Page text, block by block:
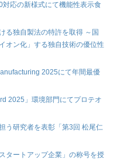
応の新様式にて機能性表示食
る独自製法の特許を取得 ～国
オン化」する独自技術の優位性
2025にて年間最優
2025」環境部門にてプロテオ
う研究者を表彰「第3回 松尾仁
タートアップ企業」の称号を授